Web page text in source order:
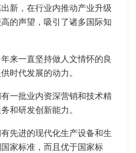
新，在行业内推动产业升级
的声望，吸引了诸多国际知
来一直坚持做人文情怀的良
时代发展的动力。
一批业内资深营销和技术精
和研发创新能力。
先进的现代化生产设备和生
家标准，而且优于国家标